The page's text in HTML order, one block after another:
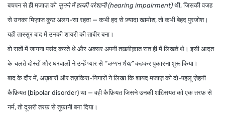
बचपन से ही मजाज़ को सुनने में हल्की परेशानी (hearing impairment) थी, जिसकी वजह
से उनका मिज़ाज कुछ अलग-सा रहता — कभी हद से ज़्यादा खामोश, तो कभी बेहद पुरजोश।
यही तास्सुर बाद में उनकी शायरी की ताबीर बना।
वो रातों में जागना पसंद करते थे और अक्सर अपनी तख़्लीक़ात रात ही में लिखते थे। इसी आदत
के चलते दोस्तों और घरवालों ने उन्हें प्यार से “जग्गन भैया”कहकर पुकारना शुरू किया।
बाद के दौर में, अख़बारों और तज़किरा-निगारों ने लिखा कि शायद मजाज़ कोदो-पहलू ज़ेहनी
कैफ़ियत (bipolar disorder) था — वही कैफ़ियत जिसने उनकी शख़्सियत को एक तरफ़ से
नर्म, तो दूसरी तरफ़ से तूफ़ानी बना दिया।